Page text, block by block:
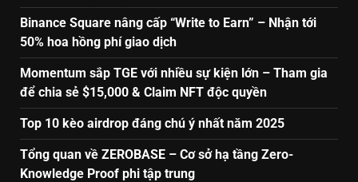
Binance Square nâng cấp “Write to Earn” – Nhận tới
50% hoa hồng phí giao dịch
Momentum sắp TGE với nhiều sự kiện lớn – Tham gia
để chia sẻ $15,000 & Claim NFT độc quyền
Top 10 kèo airdrop đáng chú ý nhất năm 2025
Tổng quan về ZEROBASE – Cơ sở hạ tầng Zero-
Knowledge Proof phi tập trung